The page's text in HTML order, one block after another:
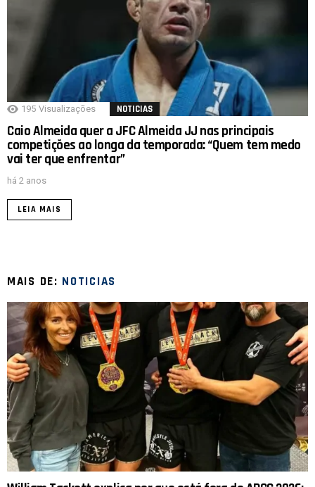
195 Visualizações NOTICIAS
Caio Almeida quer a JFC Almeida JJ nas principais
competições ao longa da temporada: “Quem tem medo
vai ter que enfrentar”
há 2 anos
LEIA MAIS
MAIS DE: NOTICIAS